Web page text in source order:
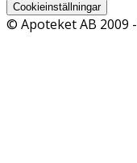
Cookieinställningar
© Apoteket AB 2009 -